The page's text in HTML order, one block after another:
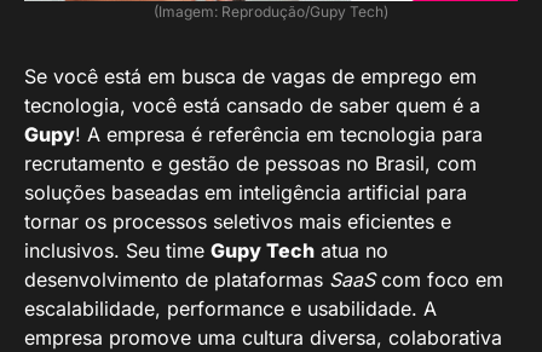
(Imagem: Reprodução/Gupy Tech)
Se você está em busca de vagas de emprego em
tecnologia, você está cansado de saber quem é a
Gupy! A empresa é referência em tecnologia para
recrutamento e gestão de pessoas no Brasil, com
soluções baseadas em inteligência artificial para
tornar os processos seletivos mais eficientes e
inclusivos. Seu time Gupy Tech atua no
desenvolvimento de plataformas SaaScom foco em
escalabilidade, performance e usabilidade. A
empresa promove uma cultura diversa, colaborativa